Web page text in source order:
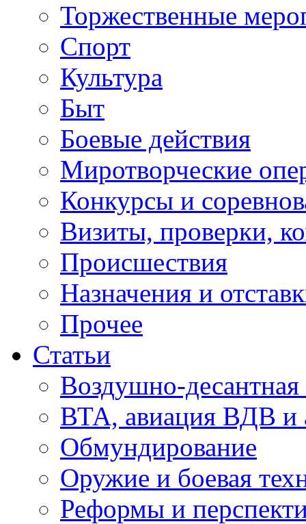
Торжественные
Спорт
Культура
Быт
Боевые действия
Миротворческие
Конкурсы и
Визиты, проверки,
Происшествия
Назначения и
Прочее
Статьи
Воздушно-десантная
ВТА, авиация ВДВ и
Обмундирование
Оружие и боевая
Реформы и